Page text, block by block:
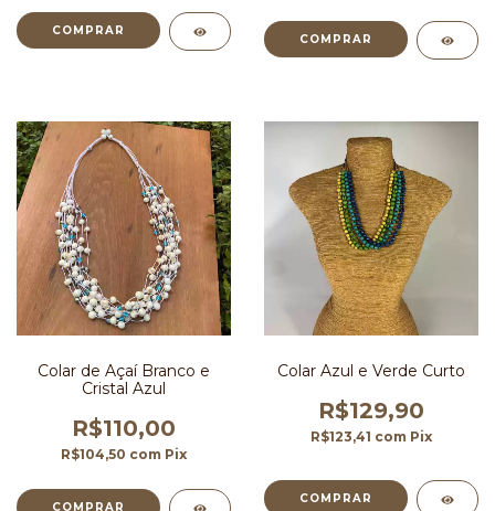
Colar de Açaí Branco e
Cristal Azul
R$110,00
R$104,50 com Pix
Colar Azul e Verde Curto
R$129,90
R$123,41 com Pix